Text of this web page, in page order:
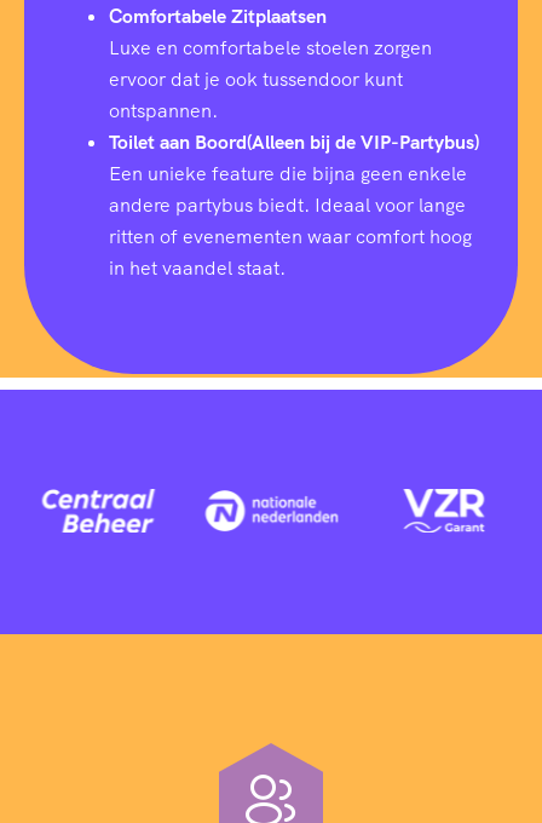
Comfortabele Zitplaatsen
Luxe en comfortabele stoelen zorgen
ervoor dat je ook tussendoor kunt
ontspannen.
Toilet aan Boord(Alleen bij de VIP-Partybus)
Een unieke feature die bijna geen enkele
andere partybus biedt. Ideaal voor lange
ritten of evenementen waar comfort hoog
in het vaandel staat.